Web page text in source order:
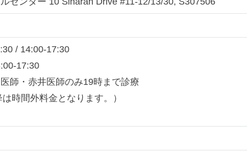
/ 14:00-17:30
17:30
師・赤井医師のみ19時まで診療
時間外料金となります。）